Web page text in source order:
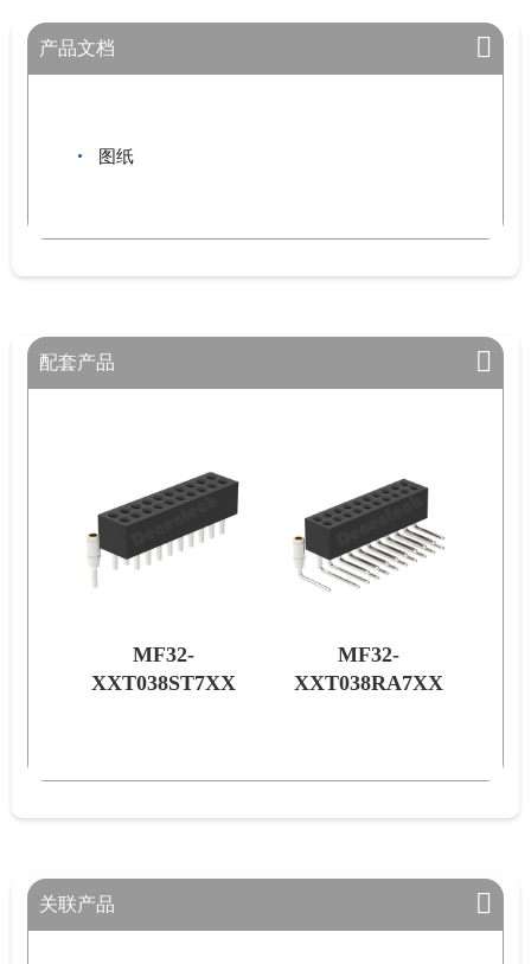
产品文档
图纸
配套产品
MF32-
XXT038ST7XX
MF32-
XXT038RA7XX
关联产品